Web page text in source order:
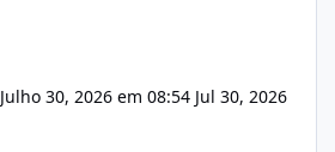
Julho 30, 2026 em 08:54 Jul 30, 2026